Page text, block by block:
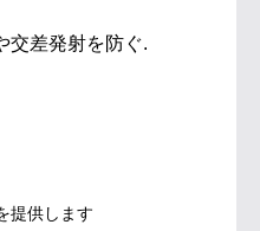
交差発射を防ぐ.
提供します